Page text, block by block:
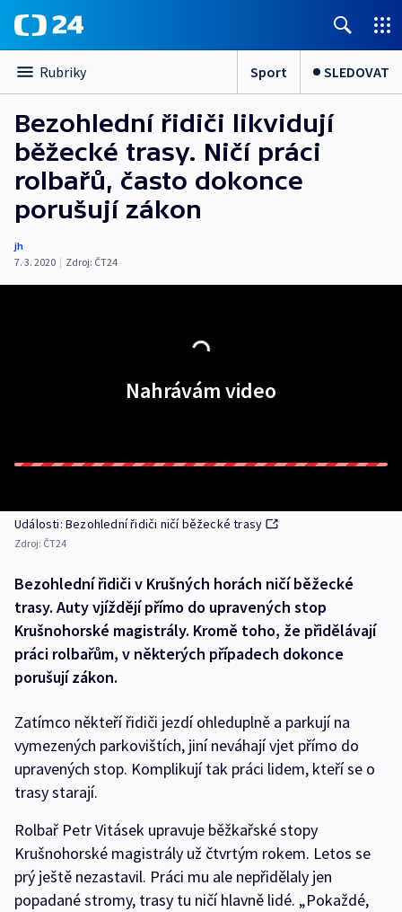
Rubriky Sport SLEDOVAT
Bezohlední řidiči likvidují
běžecké trasy. Ničí práci
rolbařů, často dokonce
porušují zákon
jh
7. 3. 2020 | Zdroj: ČT24
Nahrávám video
Události: Bezohlední řidiči ničí běžecké trasy
Zdroj: ČT24
Bezohlední řidiči v Krušných horách ničí běžecké
trasy. Auty vjíždějí přímo do upravených stop
Krušnohorské magistrály. Kromě toho, že přidělávají
práci rolbařům, v některých případech dokonce
porušují zákon.
Zatímco někteří řidiči jezdí ohleduplně a parkují na
vymezených parkovištích, jiní neváhají vjet přímo do
upravených stop. Komplikují tak práci lidem, kteří se o
trasy starají.
Rolbař Petr Vitásek upravuje běžkařské stopy
Krušnohorské magistrály už čtvrtým rokem. Letos se
prý ještě nezastavil. Práci mu ale nepřidělaly jen
popadané stromy, trasy tu ničí hlavně lidé. „Pokaždé,